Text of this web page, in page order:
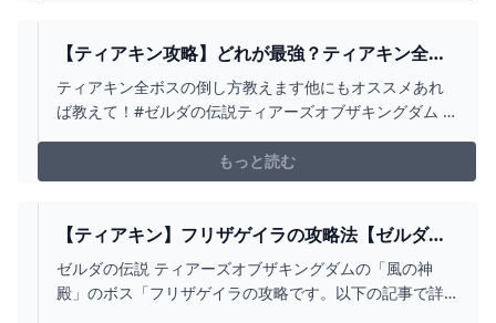
【ティアキン攻略】どれが最強？ティアキン全ボ
ス攻略法【ゼルダの伝説 ティアーズ オブ ザ キン
グダム】 - YOUTUBE
ティアキン全ボスの倒し方教えます他にもオススメあれ
ば教えて！#ゼルダの伝説ティアーズオブザキングダム #
もっと読む
【ティアキン】フリザゲイラの攻略法【ゼルダの
伝説】 - YOUTUBE
ゼルダの伝説 ティアーズオブザキングダムの「風の神
殿」のボス「フリザゲイラの攻略です。以下の記事で詳